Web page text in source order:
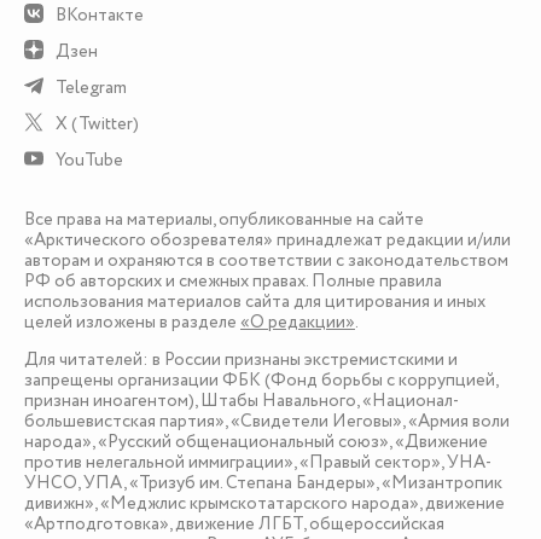
ВКонтакте
Дзен
Telegram
X (Twitter)
YouTube
Все права на материалы, опубликованные на сайте
«Арктического обозревателя» принадлежат редакции и/или
авторам и охраняются в соответствии с законодательством
РФ об авторских и смежных правах. Полные правила
использования материалов сайта для цитирования и иных
целей изложены в разделе «О редакции».
Для читателей: в России признаны экстремистскими и
запрещены организации ФБК (Фонд борьбы с коррупцией,
признан иноагентом), Штабы Навального, «Национал-
большевистская партия», «Свидетели Иеговы», «Армия воли
народа», «Русский общенациональный союз», «Движение
против нелегальной иммиграции», «Правый сектор», УНА-
УНСО, УПА, «Тризуб им. Степана Бандеры», «Мизантропик
дивижн», «Меджлис крымскотатарского народа», движение
«Артподготовка», движение ЛГБТ, общероссийская